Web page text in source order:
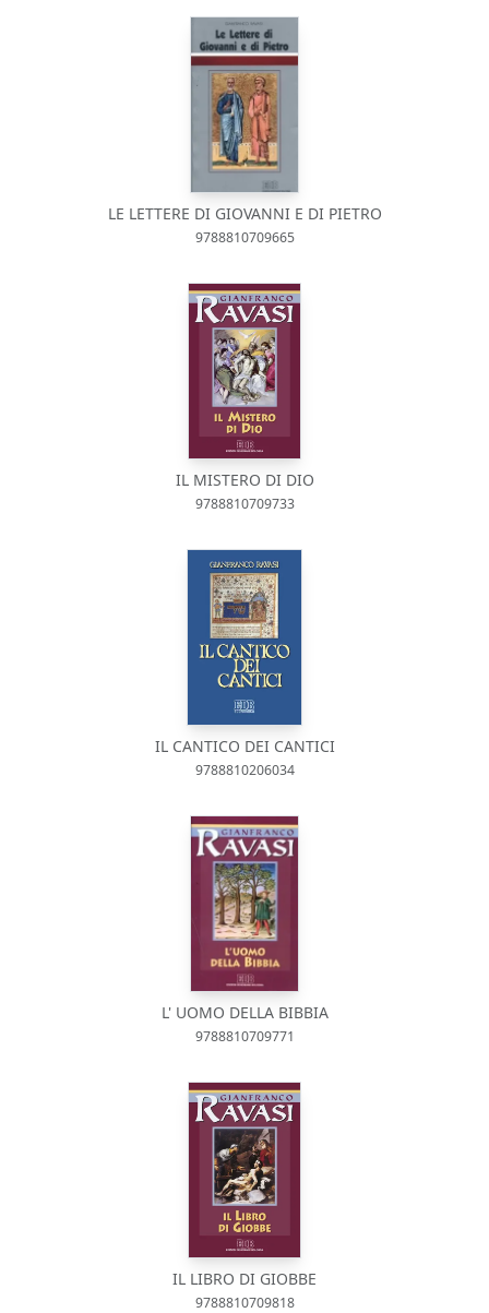
LE LETTERE DI GIOVANNI E DI PIETRO
9788810709665
IL MISTERO DI DIO
9788810709733
IL CANTICO DEI CANTICI
9788810206034
L' UOMO DELLA BIBBIA
9788810709771
IL LIBRO DI GIOBBE
9788810709818